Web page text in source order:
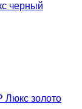
черный